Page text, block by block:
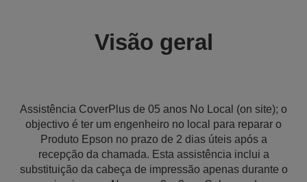
Visão geral
Assistência CoverPlus de 05 anos No Local (on site); o
objectivo é ter um engenheiro no local para reparar o
Produto Epson no prazo de 2 dias úteis após a
recepção da chamada. Esta assistência inclui a
substituição da cabeça de impressão apenas durante o